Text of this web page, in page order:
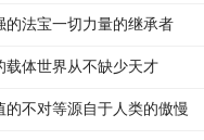
的法宝一切力量的继承者
载体世界从不缺少天才
的不对等源自于人类的傲慢